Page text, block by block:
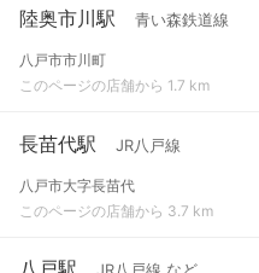
陸奥市川駅 青い森鉄道線
八戸市市川町
このページの店舗から 1.7 km
長苗代駅 JR八戸線
八戸市大字長苗代
このページの店舗から 3.7 km
八戸駅